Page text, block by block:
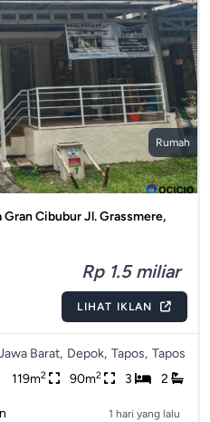
Rumah
Cibubur Jl. Grassmere,
Rp 1.5 miliar
LIHAT IKLAN
Barat, Depok, Tapos, Tapos
119m2 90m2 3 2
1 hari yang lalu